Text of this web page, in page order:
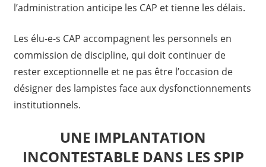
l’administration anticipe les CAP et tienne les délais.
Les élu-e-s CAP accompagnent les personnels en
commission de discipline, qui doit continuer de
rester exceptionnelle et ne pas être l’occasion de
désigner des lampistes face aux dysfonctionnements
institutionnels.
UNE IMPLANTATION
INCONTESTABLE DANS LES SPIP